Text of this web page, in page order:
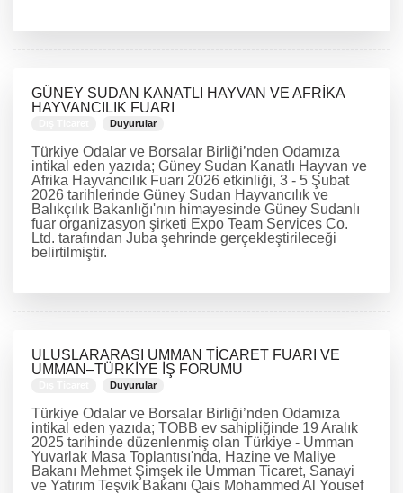
GÜNEY SUDAN KANATLI HAYVAN VE AFRİKA
HAYVANCILIK FUARI
Duyurular
Türkiye Odalar ve Borsalar Birliği’nden Odamıza
intikal eden yazıda; Güney Sudan Kanatlı Hayvan ve
Afrika Hayvancılık Fuarı 2026 etkinliği, 3 - 5 Şubat
2026 tarihlerinde Güney Sudan Hayvancılık ve
Balıkçılık Bakanlığı'nın himayesinde Güney Sudanlı
fuar organizasyon şirketi Expo Team Services Co.
Ltd. tarafından Juba şehrinde gerçekleştirileceği
belirtilmiştir.
ULUSLARARASI UMMAN TİCARET FUARI VE
UMMAN–TÜRKİYE İŞ FORUMU
Duyurular
Türkiye Odalar ve Borsalar Birliği’nden Odamıza
intikal eden yazıda; TOBB ev sahipliğinde 19 Aralık
2025 tarihinde düzenlenmiş olan Türkiye - Umman
Yuvarlak Masa Toplantısı'nda, Hazine ve Maliye
Bakanı Mehmet Şimşek ile Umman Ticaret, Sanayi
ve Yatırım Teşvik Bakanı Qais Mohammed Al Yousef